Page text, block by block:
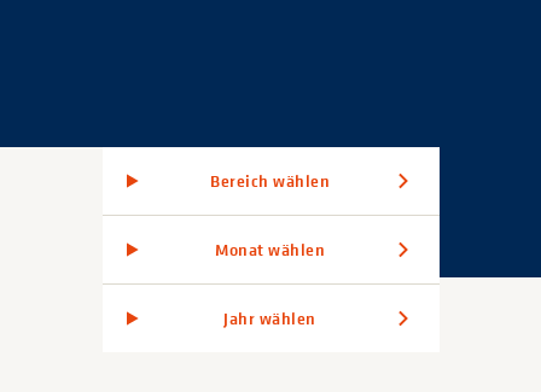
Bereich wählen
Monat wählen
Jahr wählen